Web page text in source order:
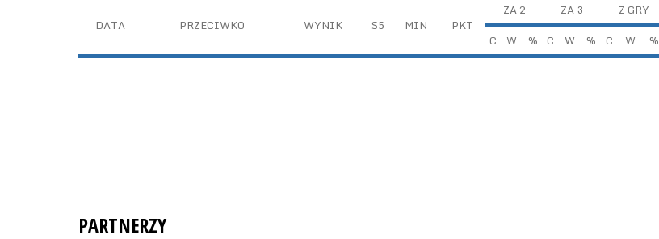
DATA PRZECIWKO WYNIK S5 MIN PKT
ZA 2 ZA 3 Z GRY
C
W % C W % C W %
PARTNERZY